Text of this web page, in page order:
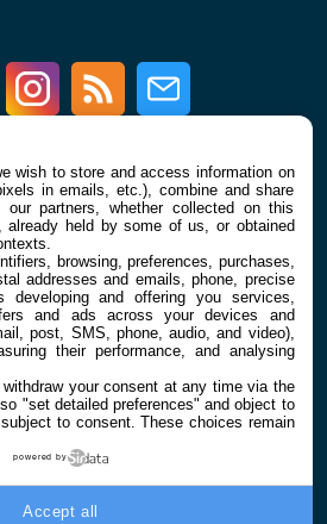
Youtube InstagramRSS Newsletter
À PROPOS
La rédaction
Contact
wish to store and access information on
in emails, etc.), combine and share
partners, whether collected on this
already held by some of us, or obtained
browsing, preferences, purchases,
addresses and emails, phone, precise
developing and offering you services,
and ads across your devices and
post, SMS, phone, audio, and video),
their performance, and analysing
your consent at any time via the
"set detailed preferences" and object to
to consent. These choices remain
powered by
Accept all